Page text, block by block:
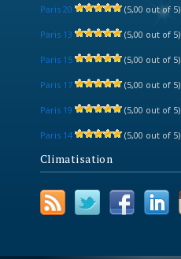
Paris 20 (5,00 out of 5)
Paris 13 (5,00 out of 5)
Paris 15 (5,00 out of 5)
Paris 17 (5,00 out of 5)
Paris 19 (5,00 out of 5)
Paris 14 (5,00 out of 5)
Climatisation